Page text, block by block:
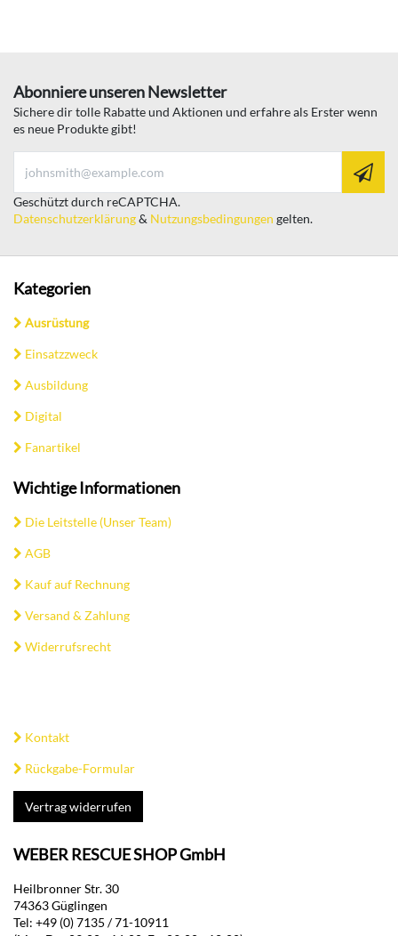
Abonniere unseren Newsletter
Sichere dir tolle Rabatte und Aktionen und erfahre als Erster wenn
es neue Produkte gibt!
Geschützt durch reCAPTCHA.
Datenschutzerklärung& Nutzungsbedingungen gelten.
Kategorien
Ausrüstung
Einsatzzweck
Ausbildung
Digital
Fanartikel
Wichtige Informationen
Die Leitstelle (Unser Team)
AGB
Kauf auf Rechnung
Versand & Zahlung
Widerrufsrecht
Kontakt
Rückgabe-Formular
Vertrag widerrufen
WEBER RESCUE SHOP GmbH
Heilbronner Str. 30
74363 Güglingen
Tel: +49 (0) 7135 / 71-10911